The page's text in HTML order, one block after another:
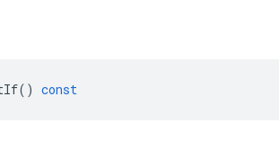
() const